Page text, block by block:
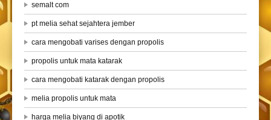
semalt com
pt melia sehat sejahtera jember
cara mengobati varises dengan propolis
propolis untuk mata katarak
cara mengobati katarak dengan propolis
melia propolis untuk mata
harga melia biyang di apotik